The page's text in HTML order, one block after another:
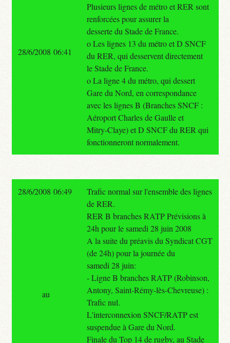
Plusieurs lignes de métro et RER sont
renforcées pour assurer la
desserte du Stade de France.
o Les lignes 13 du métro et D SNCF
du RER, qui desservent directement
le Stade de France.
o La ligne 4 du métro, qui dessert
Gare du Nord, en correspondance
avec les lignes B (Branches SNCF :
Aéroport Charles de Gaulle et
Mitry-Claye) et D SNCF du RER qui
fonctionneront normalement.
28/6/2008 06:41
28/6/2008 06:49
Trafic normal sur l'ensemble des lignes
de RER.
RER B branches RATP Prévisions à
24h pour le samedi 28 juin 2008
A la suite du préavis du Syndicat CGT
(de 24h) pour la journée du
samedi 28 juin:
- Ligne B branches RATP (Robinson,
Antony, Saint-Rémy-lès-Chevreuse) :
Trafic nul.
L'interconnexion SNCF/RATP est
suspendue à Gare du Nord.
Finale du Top 14 de rugby, au Stade
au